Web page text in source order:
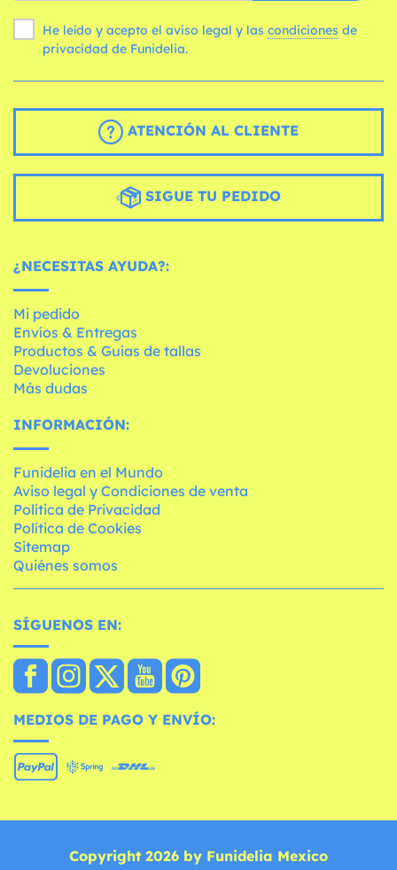
He leído y acepto el aviso legal y las condiciones
privacidad de Funidelia.
ATENCIÓN AL CLIENTE
SIGUE TU PEDIDO
¿NECESITAS AYUDA?:
Mi pedido
Envíos & Entregas
Productos & Guías de tallas
Devoluciones
Más dudas
INFORMACIÓN:
Funidelia en el Mundo
Aviso legal y Condiciones de venta
Política de Privacidad
Política de Cookies
Sitemap
Quiénes somos
SÍGUENOS EN:
MEDIOS DE PAGO Y ENVÍO:
Copyright 2026 by Funidelia Mexico